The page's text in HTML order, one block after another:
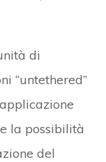
di
“untethered”
la possibilità
del